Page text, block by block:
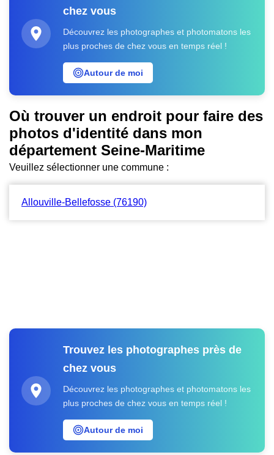
chez vous
Découvrez les photographes et photomatons les
plus proches de chez vous en temps réel !
Autour de moi
Où trouver un endroit pour faire des
photos d'identité dans mon
département Seine-Maritime
Veuillez sélectionner une commune :
Allouville-Bellefosse (76190)
Trouvez les photographes près de
chez vous
Découvrez les photographes et photomatons les
plus proches de chez vous en temps réel !
Autour de moi